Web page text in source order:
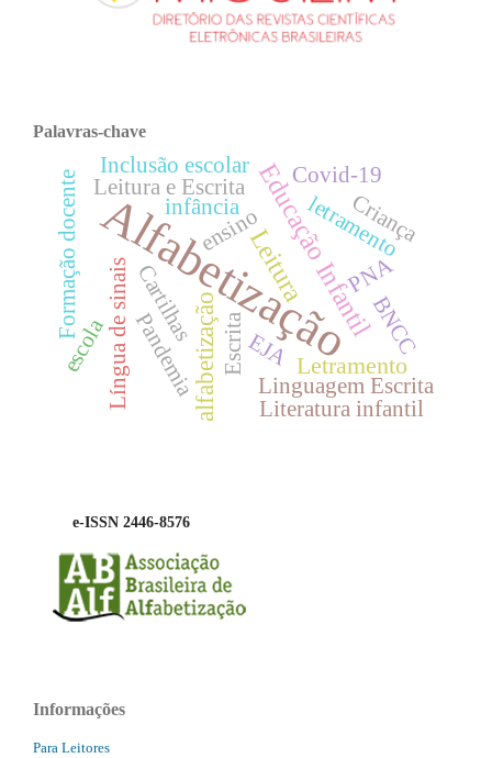
Palavras-chave
Alfabetização
Educação Infantil
Leitura
alfabetização Letramento
Escrita
letramento
Linguagem Escrita
Literatura infantil
BNCC
PNA
Leitura e Escrita
ensino Criança
Formação docente Cartilhas
Pandemia
Língua de sinais
Inclusão escolar
EJA
Covid-19
infância
escola
e-ISSN 2446-8576
Informações
Para Leitores